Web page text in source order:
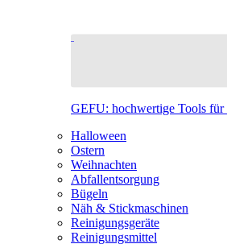
GEFU: hochwertige Tools für
Halloween
Ostern
Weihnachten
Abfallentsorgung
Bügeln
Näh & Stickmaschinen
Reinigungsgeräte
Reinigungsmittel